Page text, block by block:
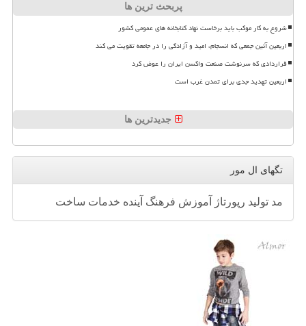
پربحث ترین ها
شروع به کار موکب باید برخاست نهاد کتابخانه های عمومی کشور
اربعین آئین جمعی که انسجام، امید و آزادگی را در جامعه تقویت می کند
قراردادی که سرنوشت صنعت واکسن ایران را عوض کرد
اربعین تهدید جدی برای تمدن غرب است
جدیدترین ها
تگهای ال مور
مد تولید رپورتاژ آموزش فرهنگ آینده خدمات ساخت